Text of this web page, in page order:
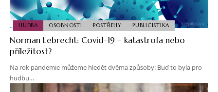
HUDBA OSOBNOSTI POSTŘEHY PUBLICISTIKA
Norman Lebrecht: Covid-19 – katastrofa nebo
příležitost?
Na rok pandemie můžeme hledět dvěma způsoby: Buď to byla pro
hudbu…